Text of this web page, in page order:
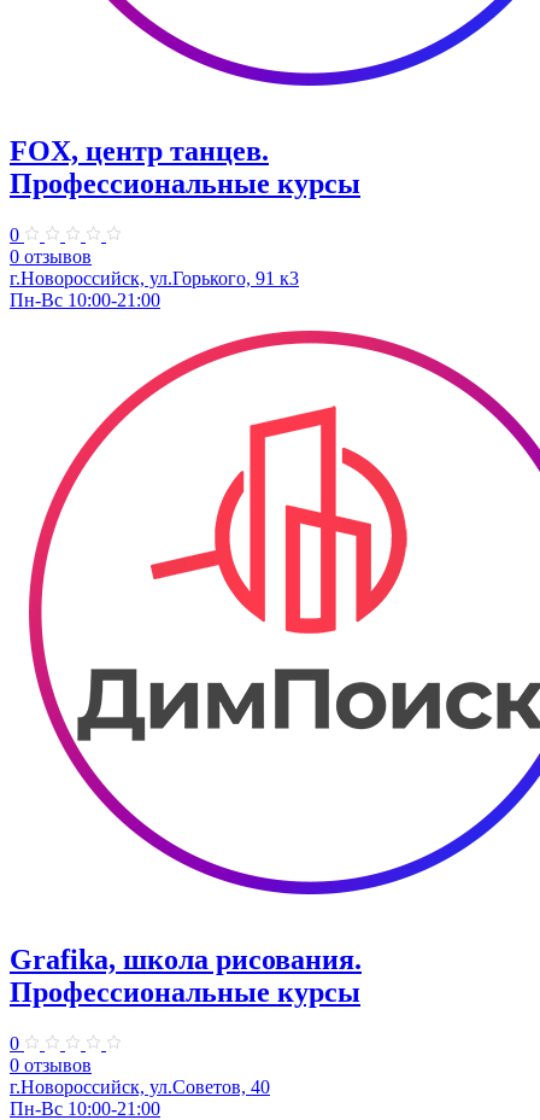
FOX, центр танцев.
Профессиональные курсы
0
0 отзывов
г.Новороссийск, ул.Горького, 91 к3
Пн-Вс 10:00-21:00
Grafika, школа рисования.
Профессиональные курсы
0
0 отзывов
г.Новороссийск, ул.Советов, 40
Пн-Вс 10:00-21:00